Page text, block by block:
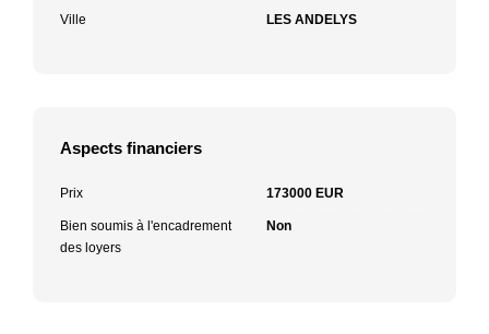
Ville LES ANDELYS
Aspects financiers
Prix 173000 EUR
Bien soumis à l'encadrement
des loyers
Non